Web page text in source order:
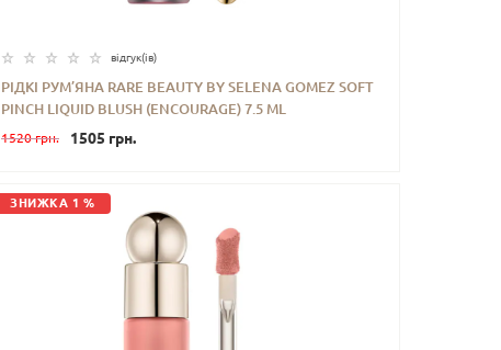
відгук(iв)
РІДКІ РУМ’ЯНА RARE BEAUTY BY SELENA GOMEZ SOFT
PINCH LIQUID BLUSH (ENCOURAGE) 7.5 ML
1520 грн. 1505 грн.
ЗНИЖКА 1 %